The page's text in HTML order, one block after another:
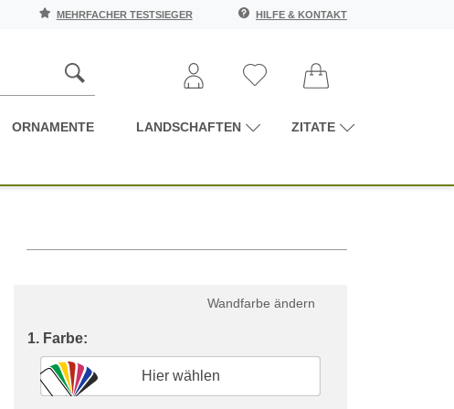
MEHRFACHER TESTSIEGER HILFE & KONTAKT
ORNAMENTE LANDSCHAFTEN ZITATE
Wandfarbe ändern
1. Farbe:
Hier wählen